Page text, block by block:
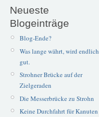
Neueste
Blogeinträge
Blog-Ende?
Was lange währt, wird endlich
gut.
Strohner Brücke auf der
Zielgeraden
Die Messerbrücke zu Strohn
Keine Durchfahrt für Kanuten